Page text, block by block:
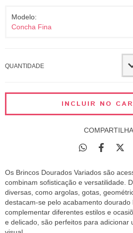
Modelo:
Concha Fina
QUANTIDADE
Os Brincos Dourados Variados são
combinam sofisticação e versatilidade.
diversas, como argolas, gotas,
destacam-se pelo acabamento dourado
complementar diferentes estilos e
e delicado, são perfeitos para adicionar